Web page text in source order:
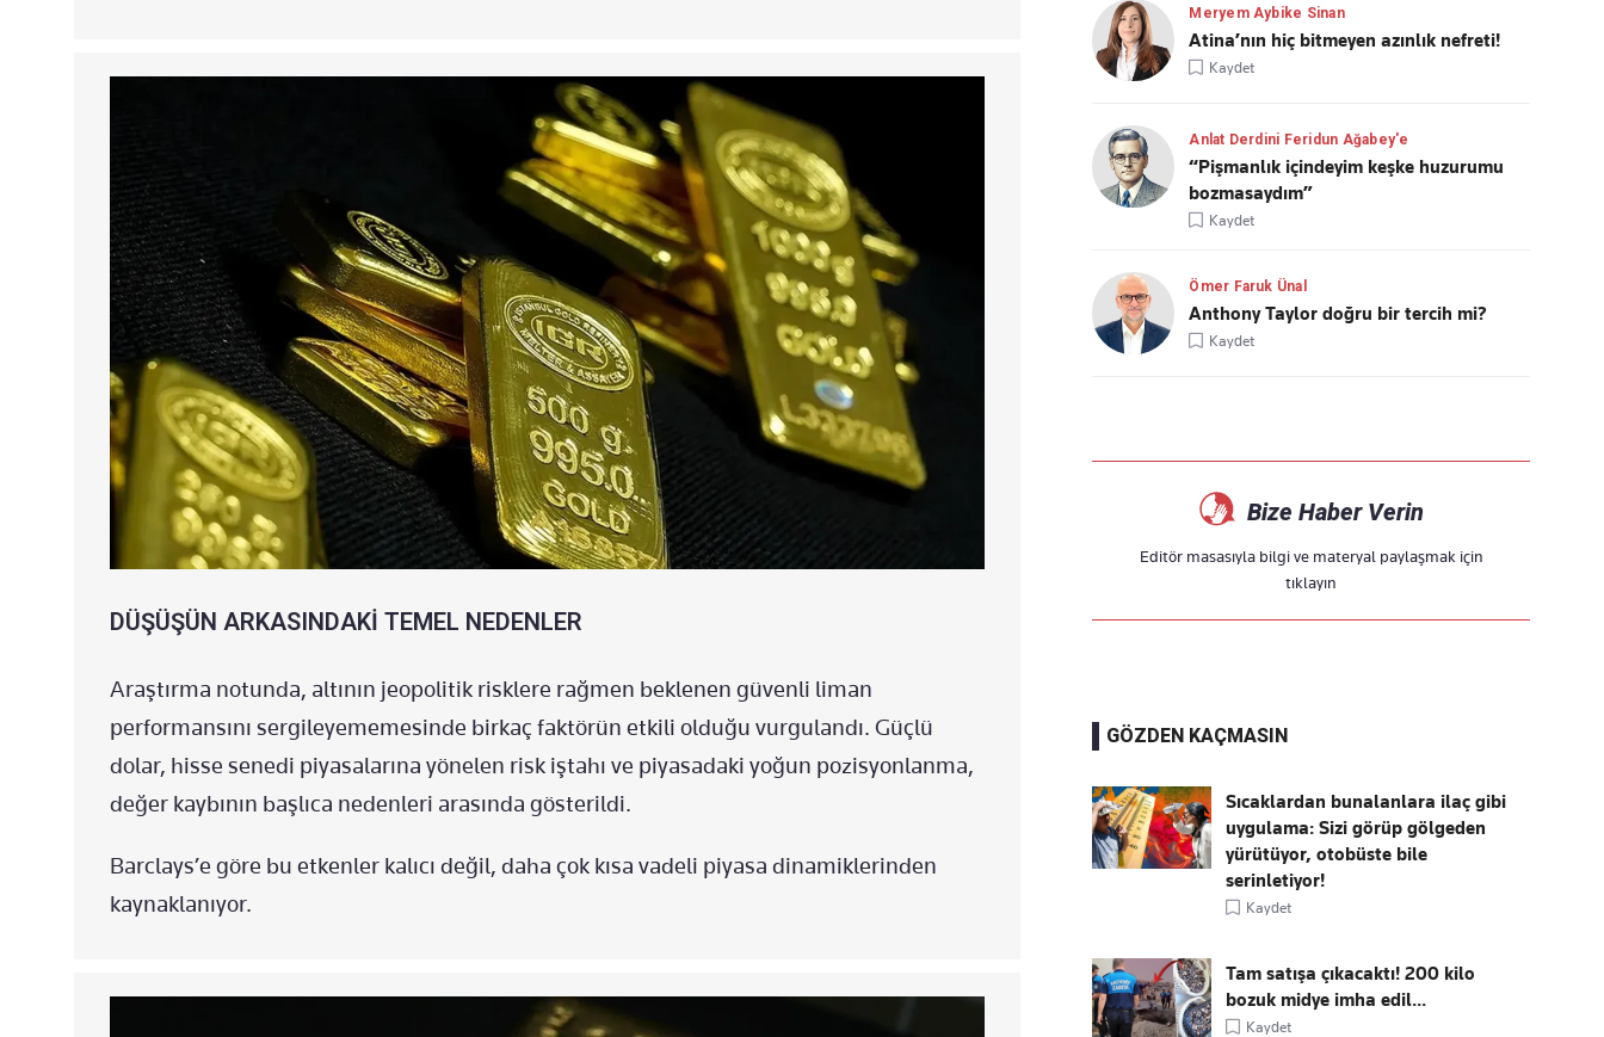
DÜŞÜŞÜN ARKASINDAKİ TEMEL NEDENLER
Araştırma notunda, altının jeopolitik risklere rağmen beklenen güvenli liman
performansını sergileyememesinde birkaç faktörün etkili olduğu vurgulandı. Güçlü
dolar, hisse senedi piyasalarına yönelen risk iştahı ve piyasadaki yoğun pozisyonlanma,
değer kaybının başlıca nedenleri arasında gösterildi.
Barclays’e göre bu etkenler kalıcı değil, daha çok kısa vadeli piyasa dinamiklerinden
kaynaklanıyor.
Meryem Aybike Sinan
Atina’nın hiç bitmeyen azınlık nefreti!
Kaydet
Anlat Derdini Feridun Ağabey'e
“Pişmanlık içindeyim keşke huzurumu
bozmasaydım”
Kaydet
Ömer Faruk Ünal
Anthony Taylor doğru bir tercih mi?
Kaydet
Bize Haber Verin
Editör masasıyla bilgi ve materyal paylaşmak için
tıklayın
GÖZDEN KAÇMASIN
Sıcaklardan bunalanlara ilaç gibi
uygulama: Sizi görüp gölgeden
yürütüyor, otobüste bile
serinletiyor!
Kaydet
Tam satışa çıkacaktı! 200 kilo
bozuk midye imha edil...
Kaydet